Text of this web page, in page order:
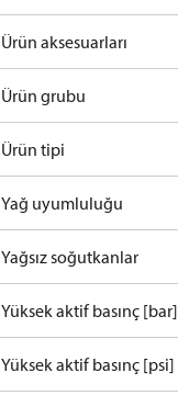
Ürün aksesuarları
Ürün grubu
Ürün tipi
Yağ uyumluluğu
Yağsız soğutkanlar
Yüksek aktif basınç [bar]
Yüksek aktif basınç [psi]